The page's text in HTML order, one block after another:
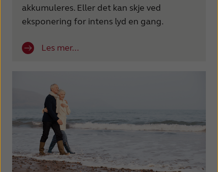
akkumuleres. Eller det kan skje ved
eksponering for intens lyd en gang.
Les mer...